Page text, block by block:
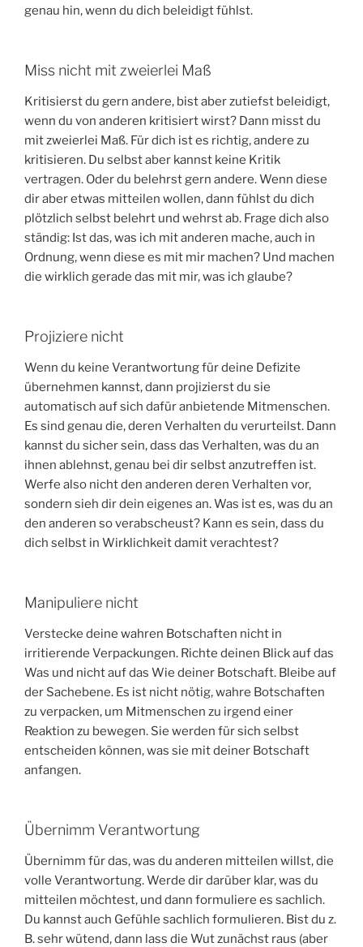
genau hin, wenn du dich beleidigt fühlst.
Miss nicht mit zweierlei Maß
Kritisierst du gern andere, bist aber zutiefst beleidigt,
wenn du von anderen kritisiert wirst? Dann misst du
mit zweierlei Maß. Für dich ist es richtig, andere zu
kritisieren. Du selbst aber kannst keine Kritik
vertragen. Oder du belehrst gern andere. Wenn diese
dir aber etwas mitteilen wollen, dann fühlst du dich
plötzlich selbst belehrt und wehrst ab. Frage dich also
ständig: Ist das, was ich mit anderen mache, auch in
Ordnung, wenn diese es mit mir machen? Und machen
die wirklich gerade das mit mir, was ich glaube?
Projiziere nicht
Wenn du keine Verantwortung für deine Defizite
übernehmen kannst, dann projizierst du sie
automatisch auf sich dafür anbietende Mitmenschen.
Es sind genau die, deren Verhalten du verurteilst. Dann
kannst du sicher sein, dass das Verhalten, was du an
ihnen ablehnst, genau bei dir selbst anzutreffen ist.
Werfe also nicht den anderen deren Verhalten vor,
sondern sieh dir dein eigenes an. Was ist es, was du an
den anderen so verabscheust? Kann es sein, dass du
dich selbst in Wirklichkeit damit verachtest?
Manipuliere nicht
Verstecke deine wahren Botschaften nicht in
irritierende Verpackungen. Richte deinen Blick auf das
Was und nicht auf das Wie deiner Botschaft. Bleibe auf
der Sachebene. Es ist nicht nötig, wahre Botschaften
zu verpacken, um Mitmenschen zu irgend einer
Reaktion zu bewegen. Sie werden für sich selbst
entscheiden können, was sie mit deiner Botschaft
anfangen.
Übernimm Verantwortung
Übernimm für das, was du anderen mitteilen willst, die
volle Verantwortung. Werde dir darüber klar, was du
mitteilen möchtest, und dann formuliere es sachlich.
Du kannst auch Gefühle sachlich formulieren. Bist du z.
B. sehr wütend, dann lass die Wut zunächst raus (aber